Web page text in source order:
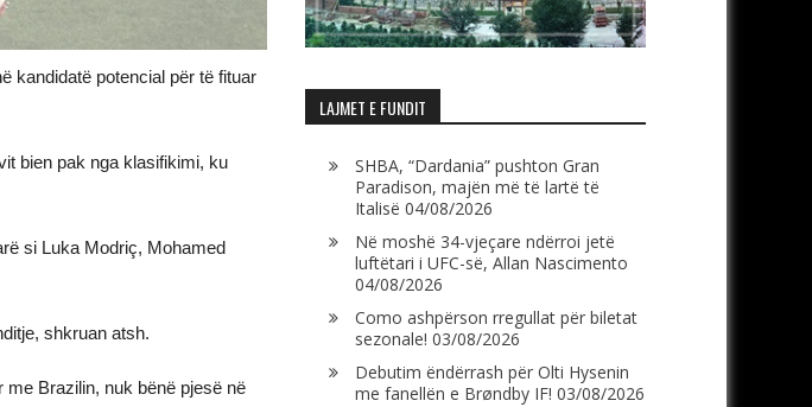
kandidatë potencial për të fituar
bien pak nga klasifikimi, ku
si Luka Modriç, Mohamed
shkruan atsh.
Brazilin, nuk bënë pjesë në
LAJMET E FUNDIT
SHBA, “Dardania” pushton Gran
Paradison, majën më të lartë të
Italisë 04/08/2026
Në moshë 34-vjeçare ndërroi jetë
luftëtari i UFC-së, Allan Nascimento
04/08/2026
Como ashpërson rregullat për biletat
sezonale! 03/08/2026
Debutim ëndërrash për Olti Hysenin
me fanellën e Brøndby IF! 03/08/2026